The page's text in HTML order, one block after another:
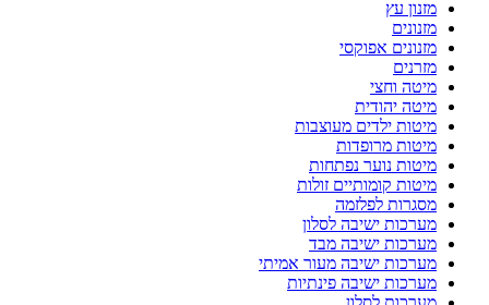
מזנון עץ
מזנונים
מזנונים אפוקסי
מזרנים
מיטה וחצי
מיטה יהודית
מיטות ילדים מעוצבות
מיטות מרופדות
מיטות נוער נפתחות
מיטות קומותיים זולות
מסגרות לפלזמה
מערכות ישיבה לסלון
מערכות ישיבה מבד
מערכות ישיבה מעור אמיתי
מערכות ישיבה פינתיות